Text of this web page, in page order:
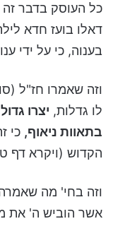
כל העוסק בדבר זה
דאלו בועז חדא
בענוה, כי על ידי
וזה שאמרו חז"ל
לו גדלות, יצרו
בתאוות ניאוף, כי
הקדוש (ויקרא דף
וזה בחי' מה
אשר הוביש ה' את